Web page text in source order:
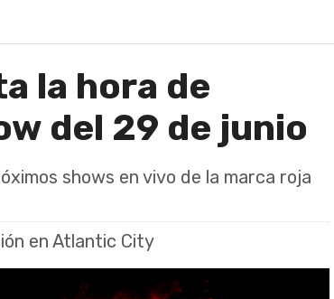
la hora de
del 29 de junio
shows en vivo de la marca roja
en Atlantic City